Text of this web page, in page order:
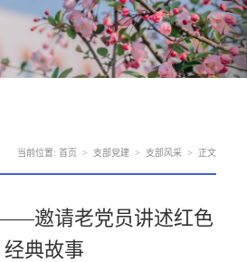
当前位置: 首页 > 支部党建 > 支部风采 > 正文
邀请老党员讲述红色
经典故事